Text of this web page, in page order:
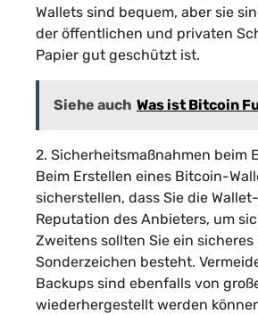
Wallets sind bequem, aber sie
der öffentlichen und privaten
Papier gut geschützt ist.
Siehe auch Was ist Bitcoin
2. Sicherheitsmaßnahmen beim
Beim Erstellen eines Bitcoin-
sicherstellen, dass Sie die
Reputation des Anbieters, um
Zweitens sollten Sie ein
Sonderzeichen besteht.
Backups sind ebenfalls von
wiederhergestellt werden